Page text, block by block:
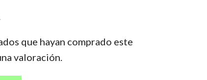
que hayan comprado este
valoración.